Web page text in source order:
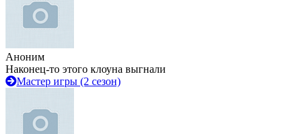
Аноним
Наконец-то этого клоуна выгнали
Мастер игры (2 сезон)